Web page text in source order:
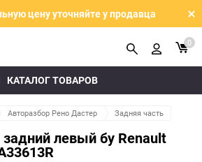
цену уточняйте у продавца
КАТАЛОГ ТОВАРОВ
0
Авторазбор Рено Дастер Задняя часть
левый бу Renault